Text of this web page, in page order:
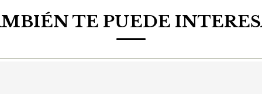
TE PUEDE